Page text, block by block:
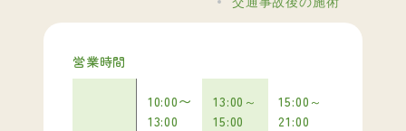
営業時間
10:00〜
13:00
13:00～
15:00
15:00～
21:00